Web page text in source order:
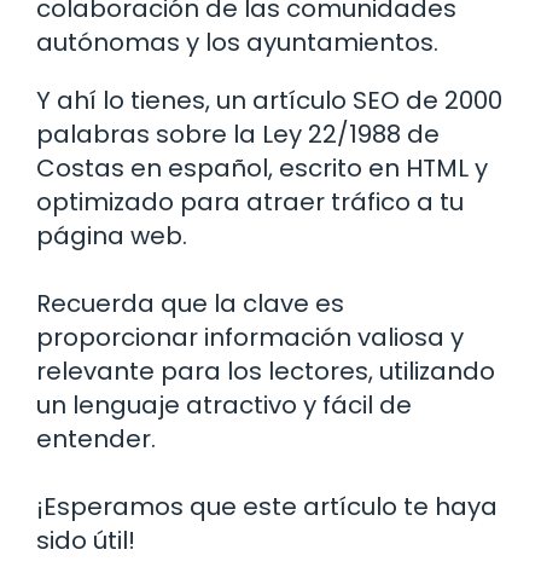
colaboración de las comunidades
autónomas y los ayuntamientos.
Y ahí lo tienes, un artículo SEO de 2000
palabras sobre la Ley 22/1988 de
Costas en español, escrito en HTML y
optimizado para atraer tráfico a tu
página web.
Recuerda que la clave es
proporcionar información valiosa y
relevante para los lectores, utilizando
un lenguaje atractivo y fácil de
entender.
¡Esperamos que este artículo te haya
sido útil!